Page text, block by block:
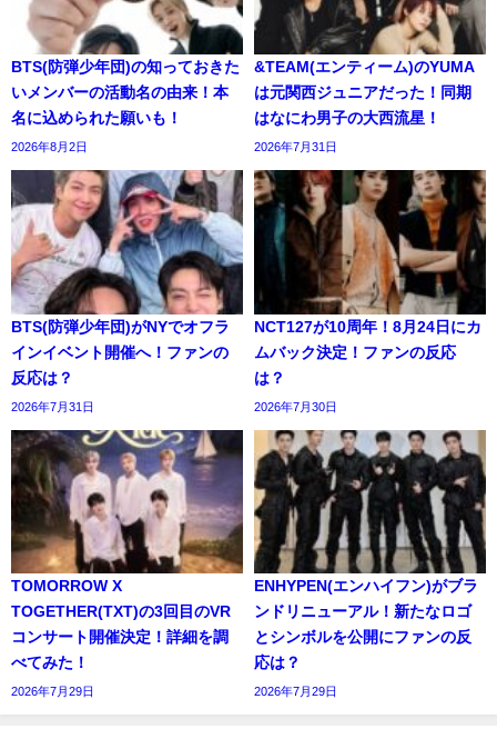
BTS(防弾少年団)の知っておきた
いメンバーの活動名の由来！本
名に込められた願いも！
2026年8月2日
&TEAM(エンティーム)のYUMA
は元関西ジュニアだった！同期
はなにわ男子の大西流星！
2026年7月31日
BTS(防弾少年団)がNYでオフラ
インイベント開催へ！ファンの
反応は？
2026年7月31日
NCT127が10周年！8月24日にカ
ムバック決定！ファンの反応
は？
2026年7月30日
TOMORROW X
TOGETHER(TXT)の3回目のVR
コンサート開催決定！詳細を調
べてみた！
2026年7月29日
ENHYPEN(エンハイフン)がブラ
ンドリニューアル！新たなロゴ
とシンボルを公開にファンの反
応は？
2026年7月29日